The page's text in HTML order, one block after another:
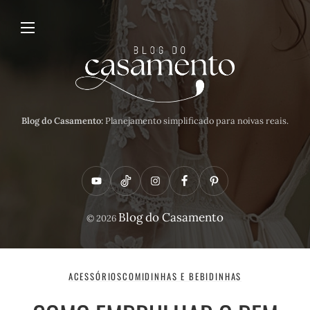
Blog do Casamento:Planejamento simplificado para noivas reais.
Y
o
t
u
T
i
t
o
I
n
t
a
F
a
e
b
P
i
t
e
© 2026 Blog do Casamento
ACESSÓRIOSCOMIDINHAS E BEBIDINHAS